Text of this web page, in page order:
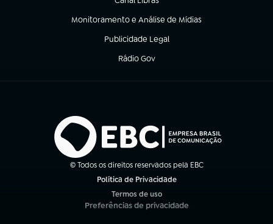
(abre em nova aba)
Monitoramento e Análise de Mídias
(abre em nova aba)
Publicidade Legal
(abre em nova aba)
Rádio Gov
(abre em nova aba)
© Todos os direitos reservados pela EBC
Política de Privacidade
Termos de uso
(abre em nova aba)
Preferências de privacidade